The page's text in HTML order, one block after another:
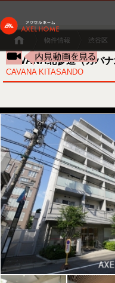
物件情報 渋谷区
CAVANA北参道（カバナ
CAVANA KITASANDO